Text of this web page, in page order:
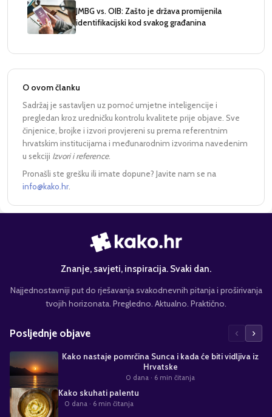
JMBG vs. OIB: Zašto je država promijenila
identifikacijski kod svakog građanina
O ovom članku
Sadržaj je sastavljen uz pomoć umjetne inteligencije i
pregledan kroz uredničku kontrolu kvalitete prije objave. Sve
činjenice, brojke i izvori provjereni su prema referentnim
hrvatskim institucijama i međunarodnim izvorima navedenim
u sekciji Izvori i reference.
Pronašli ste grešku ili imate dopune? Javite nam se na
info@kako.hr
Znanje, savjeti, inspiracija. Svaki dan.
Najjednostavniji put do rješavanja svakodnevnih pitanja i proširivanja
tvojih horizonata. Pregledno. Aktualno. Praktično.
Posljednje objave ‹ ›
Kako nastaje pomrčina Sunca i kada će biti vidljiva iz
Hrvatske
0 dana · 6 min čitanja
Kako skuhati palentu
0 dana · 6 min čitanja